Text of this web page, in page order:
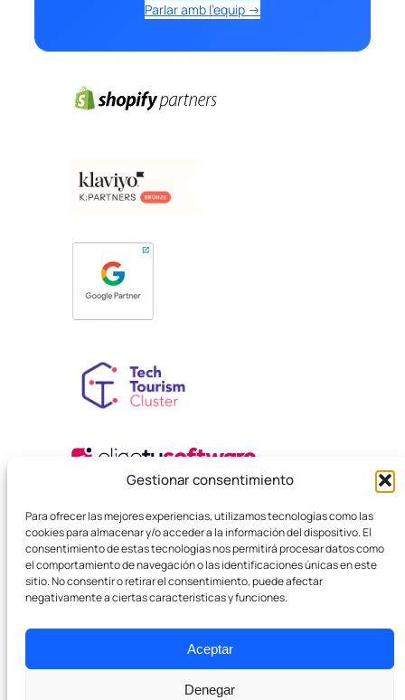
Gestionar consentimiento
Para ofrecer las mejores experiencias, utilizamos tecnologías como las
cookies para almacenar y/o acceder a la información del dispositivo. El
consentimiento de estas tecnologías nos permitirá procesar datos como
el comportamiento de navegación o las identificaciones únicas en este
sitio. No consentir o retirar el consentimiento, puede afectar
negativamente a ciertas características y funciones.
Aceptar
Denegar
Parlar amb l’equip →
© 2025 Agència Boutique SEO. Tots els drets reservats.
Termes i Condicions Legals